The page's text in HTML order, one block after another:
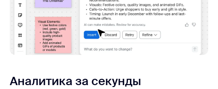
Аналитика за секунды